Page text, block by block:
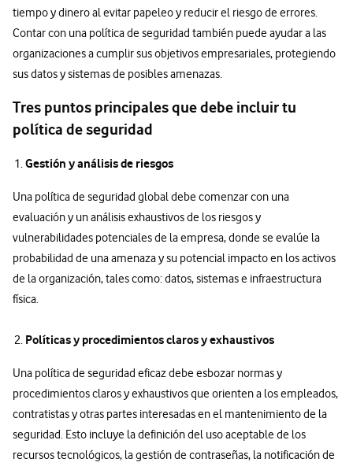
tiempo y dinero al evitar papeleo y reducir el riesgo de errores.
Contar con una política de seguridad también puede ayudar a las
organizaciones a cumplir sus objetivos empresariales, protegiendo
sus datos y sistemas de posibles amenazas.
Tres puntos principales que debe incluir tu
política de seguridad
Gestión y análisis de riesgos
Una política de seguridad global debe comenzar con una
evaluación y un análisis exhaustivos de los riesgos y
vulnerabilidades potenciales de la empresa, donde se evalúe la
probabilidad de una amenaza y su potencial impacto en los activos
de la organización, tales como: datos, sistemas e infraestructura
física.
Políticas y procedimientos claros y exhaustivos
Una política de seguridad eficaz debe esbozar normas y
procedimientos claros y exhaustivos que orienten a los empleados,
contratistas y otras partes interesadas en el mantenimiento de la
seguridad. Esto incluye la definición del uso aceptable de los
recursos tecnológicos, la gestión de contraseñas, la notificación de